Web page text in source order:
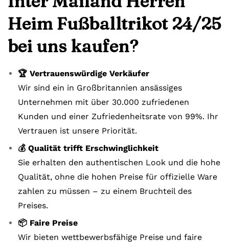
Heim Fußballtrikot 24/25
bei uns kaufen?
🏆 Vertrauenswürdige Verkäufer
Wir sind ein in Großbritannien ansässiges
Unternehmen mit über 30.000 zufriedenen
Kunden und einer Zufriedenheitsrate von 99%. Ihr
Vertrauen ist unsere Priorität.
💰 Qualität trifft Erschwinglichkeit
Sie erhalten den authentischen Look und die hohe
Qualität, ohne die hohen Preise für offizielle Ware
zahlen zu müssen – zu einem Bruchteil des
Preises.
📦 Faire Preise
Wir bieten wettbewerbsfähige Preise und faire